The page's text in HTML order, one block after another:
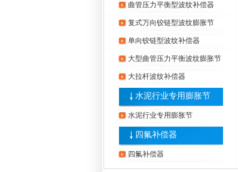
曲管压力平衡型波纹补偿器
复式万向铰链型波纹膨胀节
单向铰链型波纹补偿器
大型曲管压力平衡波纹膨胀节
大拉杆波纹补偿器
水泥行业专用膨胀节
水泥行业专用膨胀节
四氟补偿器
四氟补偿器